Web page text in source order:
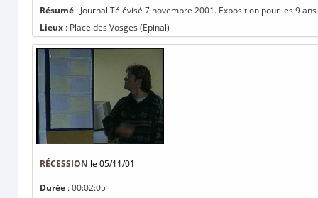
Résumé : Journal Télévisé 7 novembre 2001. Exposition pour les 9
Lieux : Place des Vosges (Epinal)
RÉCESSION le 05/11/01
Durée : 00:02:05